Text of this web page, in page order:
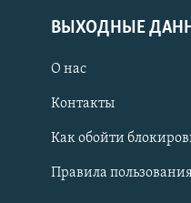
ВЫХОДНЫЕ
О нас
Контакты
Как обойти
Правила